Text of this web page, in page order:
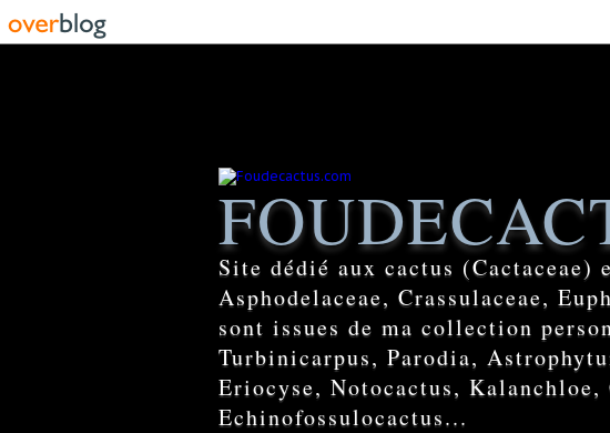
Site dédié aux cactus (Cactaceae)
Asphodelaceae, Crassulaceae,
sont issues de ma collection
Turbinicarpus, Parodia,
Eriocyse, Notocactus,
Echinofossulocactus...